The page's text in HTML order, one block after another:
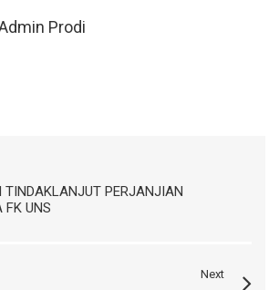
Prodi
TINDAKLANJUT PERJANJIAN
FK UNS
Next